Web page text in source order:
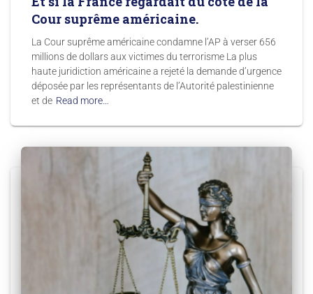
Cour suprême américaine.
La Cour suprême américaine condamne l’AP à verser 656
millions de dollars aux victimes du terrorisme La plus
haute juridiction américaine a rejeté la demande d’urgence
déposée par les représentants de l’Autorité palestinienne
et de Read more…